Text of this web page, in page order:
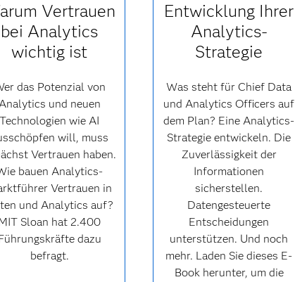
Vertrauen
bei Analytics
wichtig ist
das Potenzial von
und neuen
Technologien wie AI
will, muss
Vertrauen haben.
bauen Analytics-
Vertrauen in
und Analytics auf?
Sloan hat 2.400
dazu
befragt.
Entwicklung Ihrer
Analytics-
Strategie
Was steht für Chief Data
und Analytics Officers auf
dem Plan? Eine Analytics-
Strategie entwickeln. Die
Zuverlässigkeit der
Informationen
sicherstellen.
Datengesteuerte
Entscheidungen
unterstützen. Und noch
mehr. Laden Sie dieses E-
Book herunter, um die